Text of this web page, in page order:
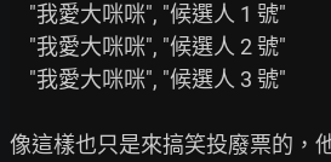
像這樣也只是來搞笑投廢票的，